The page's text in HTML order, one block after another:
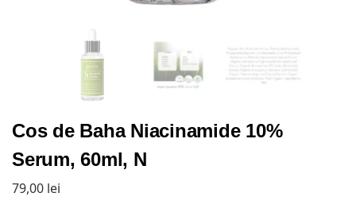
Cos de Baha Niacinamide 10%
Serum, 60ml, N
79,00 lei